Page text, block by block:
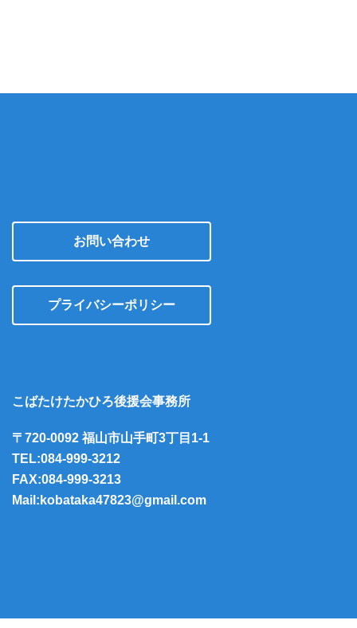
お問い合わせ
プライバシーポリシー
こばたけたかひろ後援会事務所
〒720-0092 福山市山手町3丁目1-1
TEL:084-999-3212
FAX:084-999-3213
Mail:kobataka47823@gmail.com